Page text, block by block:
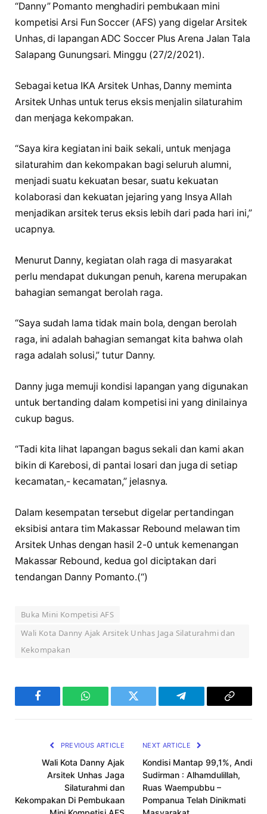
“Danny” Pomanto menghadiri pembukaan mini
kompetisi Arsi Fun Soccer (AFS) yang digelar Arsitek
Unhas, di lapangan ADC Soccer Plus Arena Jalan Tala
Salapang Gunungsari. Minggu (27/2/2021).
Sebagai ketua IKA Arsitek Unhas, Danny meminta
Arsitek Unhas untuk terus eksis menjalin silaturahim
dan menjaga kekompakan.
“Saya kira kegiatan ini baik sekali, untuk menjaga
silaturahim dan kekompakan bagi seluruh alumni,
menjadi suatu kekuatan besar, suatu kekuatan
kolaborasi dan kekuatan jejaring yang Insya Allah
menjadikan arsitek terus eksis lebih dari pada hari ini,”
ucapnya.
Menurut Danny, kegiatan olah raga di masyarakat
perlu mendapat dukungan penuh, karena merupakan
bahagian semangat berolah raga.
“Saya sudah lama tidak main bola, dengan berolah
raga, ini adalah bahagian semangat kita bahwa olah
raga adalah solusi,” tutur Danny.
Danny juga memuji kondisi lapangan yang digunakan
untuk bertanding dalam kompetisi ini yang dinilainya
cukup bagus.
“Tadi kita lihat lapangan bagus sekali dan kami akan
bikin di Karebosi, di pantai losari dan juga di setiap
kecamatan,- kecamatan,” jelasnya.
Dalam kesempatan tersebut digelar pertandingan
eksibisi antara tim Makassar Rebound melawan tim
Arsitek Unhas dengan hasil 2-0 untuk kemenangan
Makassar Rebound, kedua gol diciptakan dari
tendangan Danny Pomanto.(“)
Buka Mini Kompetisi AFS
Wali Kota Danny Ajak Arsitek Unhas Jaga Silaturahmi dan
Kekompakan
Facebook WhatsAppTwitter Telegram
Copy
PREVIOUS ARTICLE
Wali Kota Danny Ajak
Arsitek Unhas Jaga
Silaturahmi dan
Kekompakan Di Pembukaan
NEXT ARTICLE
Kondisi Mantap 99,1%, Andi
Sudirman : Alhamdulillah,
Ruas Waempubbu –
Pompanua Telah Dinikmati